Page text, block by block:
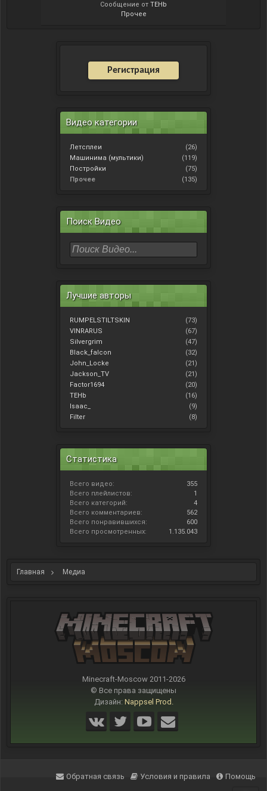
Сообщение от TEHb
Прочее
Регистрация
Видео категории
Летсплеи
(26)
Машинима (мультики)
(119)
Постройки
(75)
Прочее
(135)
Поиск Видео
Лучшие авторы
RUMPELSTILTSKIN
(73)
VINRARUS
(67)
Silvergrim
(47)
Black_falcon
(32)
John_Locke
(21)
Jackson_TV
(21)
Factor1694
(20)
TEHb
(16)
Isaac_
(9)
Filter
(8)
Статистика
Всего видео:
355
Всего плейлистов:
1
Всего категорий:
4
Всего комментариев:
562
Всего понравившихся:
600
Всего просмотренных:
1.135.043
Главная Медиа
Minecraft-Moscow 2011-2026
© Все права защищены
Дизайн: Nappsel Prod.
Обратная связь Условия и правила Помощь